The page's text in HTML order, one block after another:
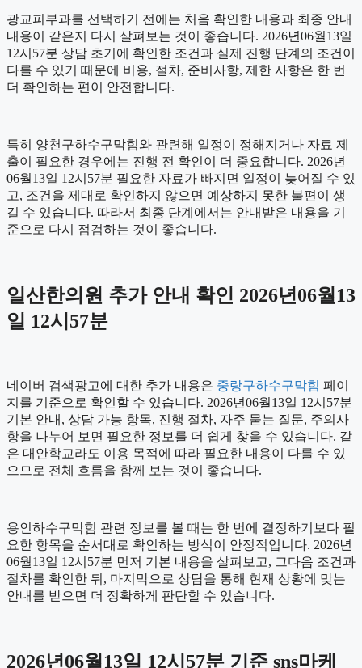
광교피부과를 선택하기 전에는 처음 확인한 내용과 최종 안내
내용이 같은지 다시 살펴보는 것이 좋습니다. 2026년06월13일
12시57분 상담 초기에 확인한 조건과 실제 진행 단계의 조건이
다를 수 있기 때문에 비용, 절차, 준비사항, 제한 사항은 한 번
더 확인하는 편이 안전합니다.
특히 양천구하수구막힘와 관련해 일정이 정해지거나 자료 제
출이 필요한 경우에는 진행 전 확인이 더 중요합니다. 2026년
06월13일 12시57분 필요한 자료가 빠지면 일정이 늦어질 수 있
고, 조건을 제대로 확인하지 않으면 예상하지 못한 불편이 생
길 수 있습니다. 따라서 최종 단계에서는 안내받은 내용을 기
준으로 다시 점검하는 것이 좋습니다.
일산한의원 추가 안내 확인 2026년06월13
일 12시57분
네이버 검색광고에 대한 추가 내용은 중랑구하수구막힘 페이
지를 기준으로 확인할 수 있습니다. 2026년06월13일 12시57분
기본 안내, 상담 가능 항목, 진행 절차, 자주 묻는 질문, 주의사
항을 나누어 보면 필요한 정보를 더 쉽게 찾을 수 있습니다. 같
은 대안학교라도 이용 목적에 따라 필요한 내용이 다를 수 있
으므로 전체 흐름을 함께 보는 것이 좋습니다.
용인하수구막힘 관련 정보를 볼 때는 한 번에 결정하기보다 필
요한 항목을 순서대로 확인하는 방식이 안정적입니다. 2026년
06월13일 12시57분 먼저 기본 내용을 살펴보고, 그다음 조건과
절차를 확인한 뒤, 마지막으로 상담을 통해 현재 상황에 맞는
안내를 받으면 더 정확하게 판단할 수 있습니다.
2026년06월13일 12시57분 기준 sns마케